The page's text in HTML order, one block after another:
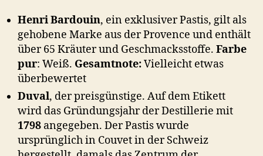
Henri Bardouin, ein exklusiver Pastis, gilt als
gehobene Marke aus der Provence und enthält
über 65 Kräuter und Geschmacksstoffe. Farbe
pur: Weiß. Gesamtnote:Vielleicht etwas
überbewertet
Duval, der preisgünstige. Auf dem Etikett
wird das Gründungsjahr der Destillerie mit
1798 angegeben. Der Pastis wurde
ursprünglich in Couvet in der Schweiz